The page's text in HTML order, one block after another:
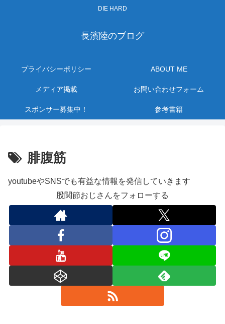
DIE HARD
長濱陸のブログ
プライバシーポリシー ABOUT ME
メディア掲載 お問い合わせフォーム
スポンサー募集中！ 参考書籍
腓腹筋
youtubeやSNSでも有益な情報を発信していきます
股関節おじさんをフォローする